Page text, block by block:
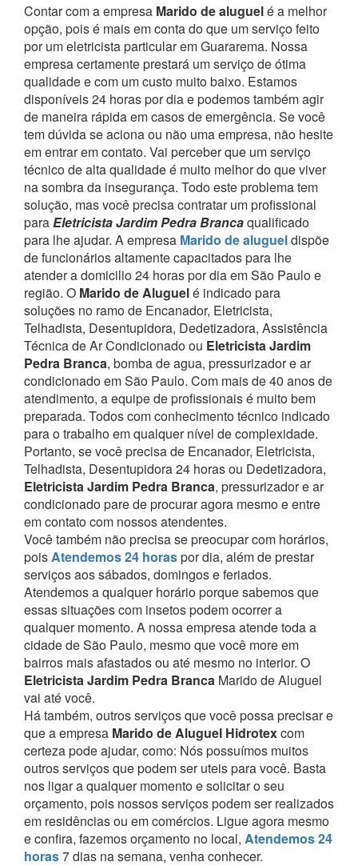
Contar com a empresa Marido de aluguelé a melhor
opção, pois é mais em conta do que um serviço feito
por um eletricista particular em Guararema. Nossa
empresa certamente prestará um serviço de ótima
qualidade e com um custo muito baixo. Estamos
disponíveis 24 horas por dia e podemos também agir
de maneira rápida em casos de emergência. Se você
tem dúvida se aciona ou não uma empresa, não hesite
em entrar em contato. Vai perceber que um serviço
técnico de alta qualidade é muito melhor do que viver
na sombra da insegurança. Todo este problema tem
solução, mas você precisa contratar um profissional
paraEletricista Jardim Pedra Brancaqualificado
para lhe ajudar. A empresa Marido de alugueldispõe
de funcionários altamente capacitados para lhe
atender a domicilio 24 horas por dia em São Paulo e
região. O Marido de Aluguelé indicado para
soluções no ramo de Encanador, Eletricista,
Telhadista, Desentupidora, Dedetizadora, Assistência
Técnica de Ar Condicionado ou Eletricista Jardim
Pedra Branca, bomba de agua, pressurizador e ar
condicionado em São Paulo. Com mais de 40 anos de
atendimento, a equipe de profissionais é muito bem
preparada. Todos com conhecimento técnico indicado
para o trabalho em qualquer nível de complexidade.
Portanto, se você precisa de Encanador, Eletricista,
Telhadista, Desentupidora 24 horas ou Dedetizadora,
Eletricista Jardim Pedra Branca, pressurizador e ar
condicionado pare de procurar agora mesmo e entre
em contato com nossos atendentes.
Você também não precisa se preocupar com horários,
poisAtendemos 24 horaspor dia, além de prestar
serviços aos sábados, domingos e feriados.
Atendemos a qualquer horário porque sabemos que
essas situações com insetos podem ocorrer a
qualquer momento. A nossa empresa atende toda a
cidade de São Paulo, mesmo que você more em
bairros mais afastados ou até mesmo no interior. O
Eletricista Jardim Pedra Branca Marido de Aluguel
vai até você.
Há também, outros serviços que você possa precisar e
que a empresa Marido de Aluguel Hidrotexcom
certeza pode ajudar, como: Nós possuímos muitos
outros serviços que podem ser uteis para você. Basta
nos ligar a qualquer momento e solicitar o seu
orçamento, pois nossos serviços podem ser realizados
em residências ou em comércios. Ligue agora mesmo
e confira, fazemos orçamento no local, Atendemos 24
horas7 dias na semana, venha conhecer.